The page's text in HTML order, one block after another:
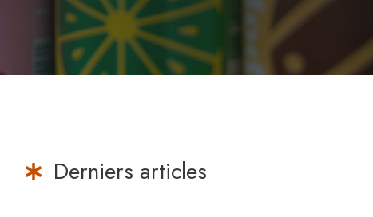
Derniers articles